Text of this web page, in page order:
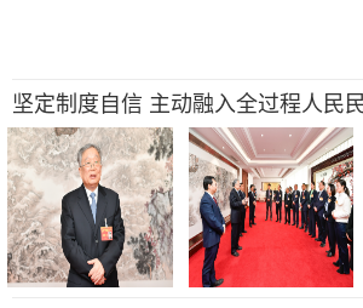
坚定制度自信 主动融入全过程人民